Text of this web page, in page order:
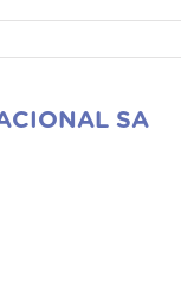
SA